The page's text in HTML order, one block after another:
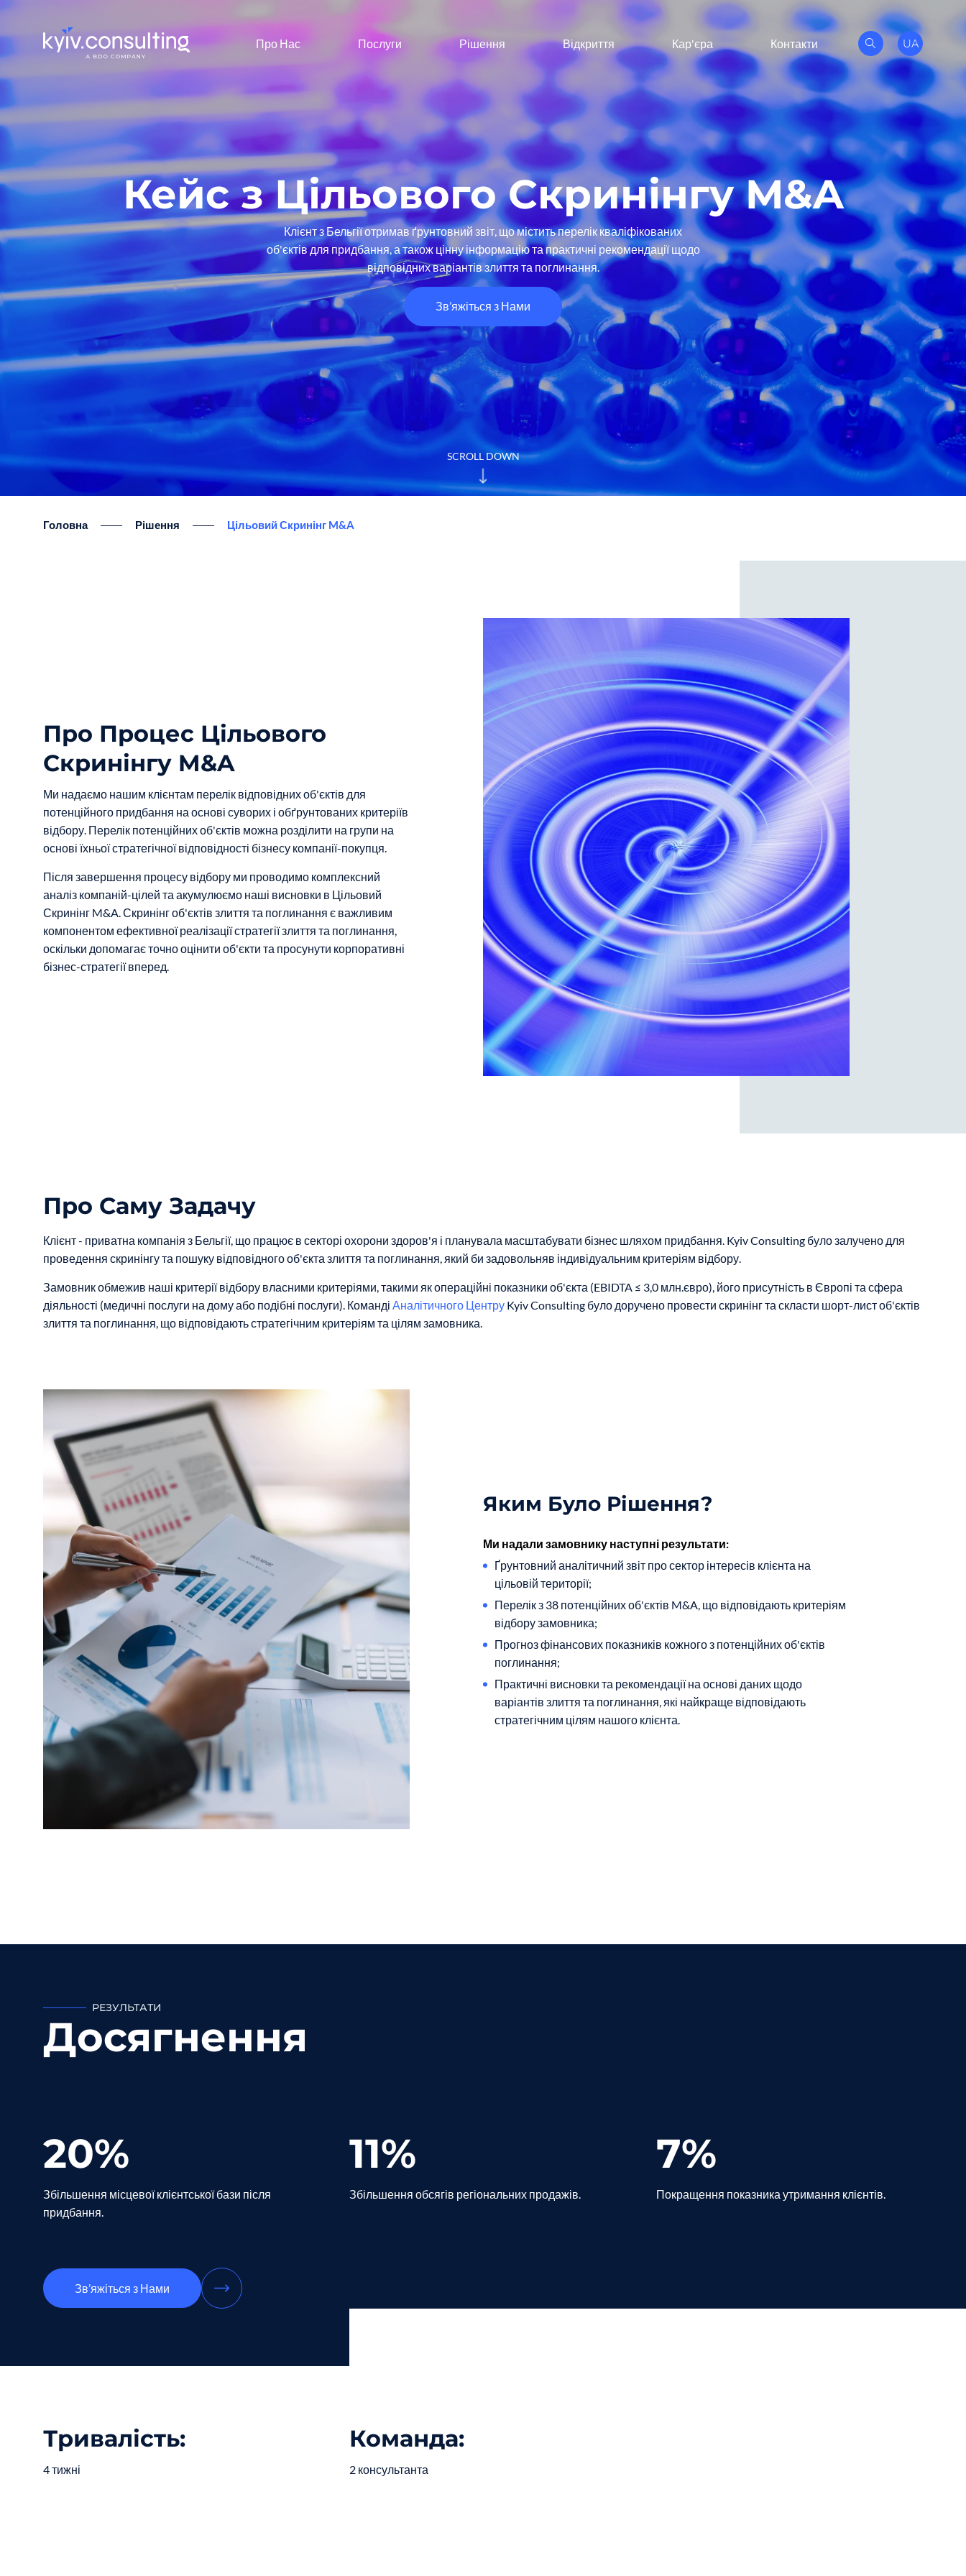
Про Нас Послуги Рішення Відкриття Кар'єра Контакти UA
Кейс з Цільового Скринінгу M&A
Клієнт з Бельгії отримав ґрунтовний звіт, що містить перелік кваліфікованих
об'єктів для придбання, а також цінну інформацію та практичні рекомендації щодо
відповідних варіантів злиття та поглинання.
Зв’яжіться з Нами
SCROLL DOWN
Головна Рішення Цільовий Скринінг M&A
Про Процес Цільового
Скринінгу M&A
Ми надаємо нашим клієнтам перелік відповідних об'єктів для
потенційного придбання на основі суворих і обґрунтованих критеріїв
відбору. Перелік потенційних об'єктів можна розділити на групи на
основі їхньої стратегічної відповідності бізнесу компанії-покупця.
Після завершення процесу відбору ми проводимо комплексний
аналіз компаній-цілей та акумулюємо наші висновки в Цільовий
Скринінг M&A. Скринінг об'єктів злиття та поглинання є важливим
компонентом ефективної реалізації стратегії злиття та поглинання,
оскільки допомагає точно оцінити об'єкти та просунути корпоративні
бізнес-стратегії вперед.
Про Саму Задачу
Клієнт - приватна компанія з Бельгії, що працює в секторі охорони здоров'я і планувала масштабувати бізнес шляхом придбання. Kyiv Consulting було залучено для
проведення скринінгу та пошуку відповідного об'єкта злиття та поглинання, який би задовольняв індивідуальним критеріям відбору.
Замовник обмежив наші критерії відбору власними критеріями, такими як операційні показники об'єкта (EBIDTA ≤ 3,0 млн.євро), його присутність в Європі та сфера
діяльності (медичні послуги на дому або подібні послуги). Команді Аналітичного Центру Kyiv Consulting було доручено провести скринінг та скласти шорт-лист об'єктів
злиття та поглинання, що відповідають стратегічним критеріям та цілям замовника.
Яким Було Рішення?
Ми надали замовнику наступні результати:
Ґрунтовний аналітичний звіт про сектор інтересів клієнта на
цільовій території;
Перелік з 38 потенційних об'єктів M&A, що відповідають критеріям
відбору замовника;
Прогноз фінансових показників кожного з потенційних об'єктів
поглинання;
Практичні висновки та рекомендації на основі даних щодо
варіантів злиття та поглинання, які найкраще відповідають
стратегічним цілям нашого клієнта.
РЕЗУЛЬТАТИ
Досягнення
20%
Збільшення місцевої клієнтської бази після
придбання.
11%
Збільшення обсягів регіональних продажів.
7%
Покращення показника утримання клієнтів.
Зв’яжіться з Нами
Тривалість:
4 тижні
Команда:
2 консультанта